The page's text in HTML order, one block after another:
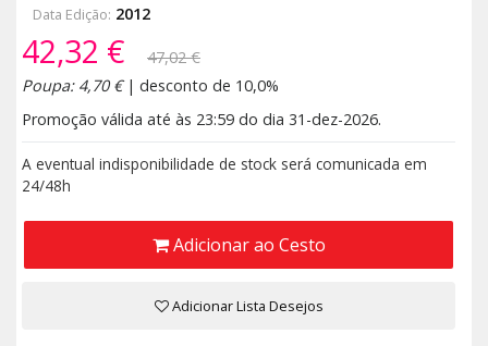
Data Edição: 2012
42,32 €
47,02 €
Poupa: 4,70 €| desconto de 10,0%
Promoção válida até às 23:59 do dia 31-dez-2026.
A eventual indisponibilidade de stock será comunicada em
24/48h
Adicionar ao Cesto
Adicionar Lista Desejos